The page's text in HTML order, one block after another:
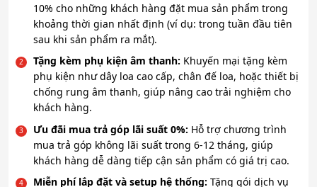
10% cho những khách hàng đặt mua sản phẩm trong
khoảng thời gian nhất định (ví dụ: trong tuần đầu tiên
sau khi sản phẩm ra mắt).
Tặng kèm phụ kiện âm thanh: Khuyến mại tặng kèm
phụ kiện như dây loa cao cấp, chân đế loa, hoặc thiết bị
chống rung âm thanh, giúp nâng cao trải nghiệm cho
khách hàng.
Ưu đãi mua trả góp lãi suất 0%: Hỗ trợ chương trình
mua trả góp không lãi suất trong 6-12 tháng, giúp
khách hàng dễ dàng tiếp cận sản phẩm có giá trị cao.
Miễn phí lắp đặt và setup hệ thống: Tặng gói dịch vụ